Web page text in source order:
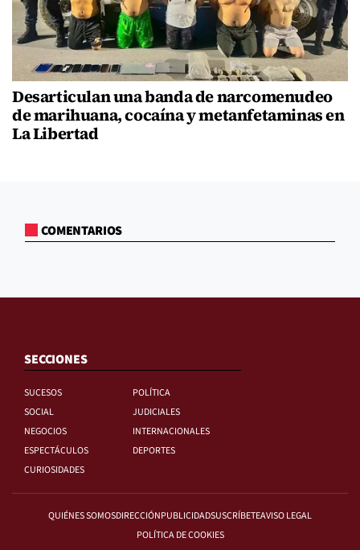
Desarticulan una banda de narcomenudeo
de marihuana, cocaína y metanfetaminas en
La Libertad
COMENTARIOS
SECCIONES
SUCESOS
POLÍTICA
SOCIAL
JUDICIALES
NEGOCIOS
INTERNACIONALES
ESPECTÁCULOS
DEPORTES
CURIOSIDADES
QUIÉNES SOMOSDIRECCIÓNPUBLICIDADSUSCRÍBETEAVISO LEGAL
POLÍTICA DE COOKIES